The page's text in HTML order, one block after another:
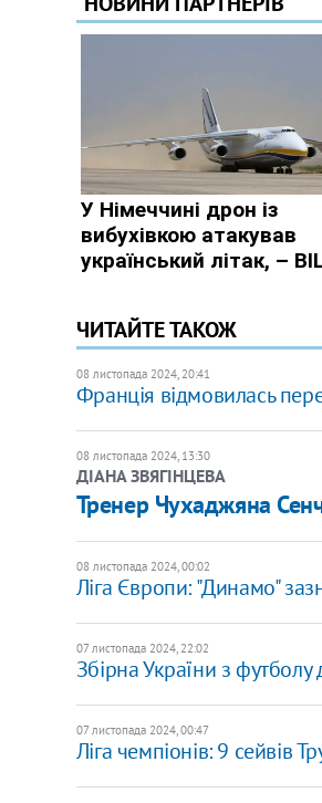
ЧИТАЙТЕ ТАКОЖ
08 листопада 2024, 20:41
Франція відмовилась
08 листопада 2024, 13:30
ДІАНА ЗВЯГІНЦЕВА
Тренер Чухаджяна
08 листопада 2024, 00:02
Ліга Європи: "Динамо"
07 листопада 2024, 22:02
Збірна України з футболу
07 листопада 2024, 00:47
Ліга чемпіонів: 9 сейвів